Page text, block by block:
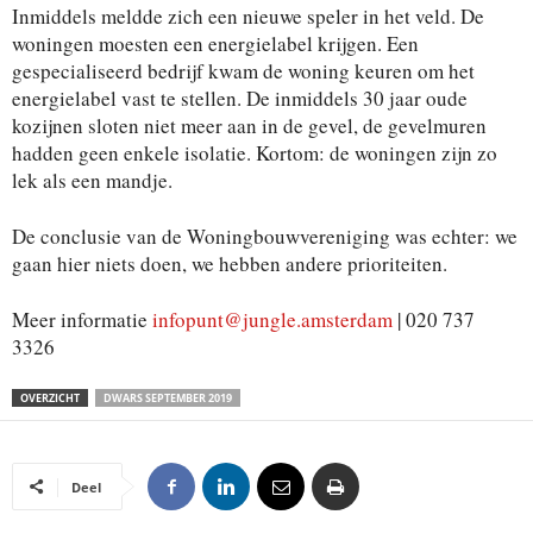
Inmiddels meldde zich een nieuwe speler in het veld. De
woningen moesten een energielabel krijgen. Een
gespecialiseerd bedrijf kwam de woning keuren om het
energielabel vast te stellen. De inmiddels 30 jaar oude
kozijnen sloten niet meer aan in de gevel, de gevelmuren
hadden geen enkele isolatie. Kortom: de woningen zijn zo
lek als een mandje.
De conclusie van de Woningbouwvereniging was echter: we
gaan hier niets doen, we hebben andere prioriteiten.
Meer informatie infopunt@jungle.amsterdam | 020 737
3326
OVERZICHT DWARS SEPTEMBER 2019
Deel